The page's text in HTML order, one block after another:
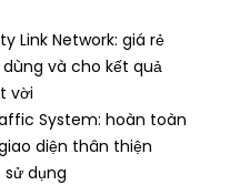
Link Network: giá rẻ
và cho kết quả
vời
System: hoàn toàn
diện thân thiện
sử dụng